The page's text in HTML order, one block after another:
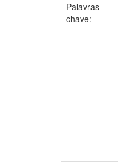
Palavras-
chave: